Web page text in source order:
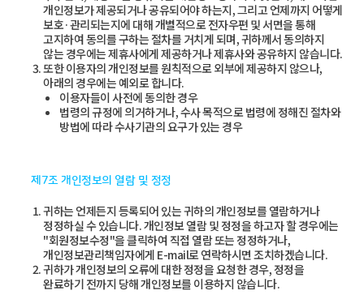
개인정보가 제공되거나 공유되어야 하는지, 그리고 언제까지 어떻게
보호·관리되는지에 대해 개별적으로 전자우편 및 서면을 통해
고지하여 동의를 구하는 절차를 거치게 되며, 귀하께서 동의하지
않는 경우에는 제휴사에게 제공하거나 제휴사와 공유하지 않습니다.
또한 이용자의 개인정보를 원칙적으로 외부에 제공하지 않으나,
아래의 경우에는 예외로 합니다.
이용자들이 사전에 동의한 경우
법령의 규정에 의거하거나, 수사 목적으로 법령에 정해진 절차와
방법에 따라 수사기관의 요구가 있는 경우
제7조 개인정보의 열람 및 정정
귀하는 언제든지 등록되어 있는 귀하의 개인정보를 열람하거나
정정하실 수 있습니다. 개인정보 열람 및 정정을 하고자 할 경우에는
"회원정보수정"을 클릭하여 직접 열람 또는 정정하거나,
개인정보관리책임자에게 E-mail로 연락하시면 조치하겠습니다.
귀하가 개인정보의 오류에 대한 정정을 요청한 경우, 정정을
완료하기 전까지 당해 개인정보를 이용하지 않습니다.